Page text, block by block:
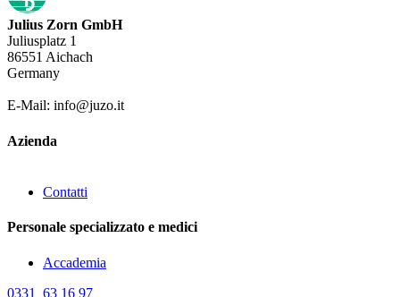
Julius Zorn GmbH
Juliusplatz 1
86551 Aichach
Germany
E-Mail: info@juzo.it
Azienda
Contatti
Personale specializzato e medici
Accademia
0331 63 16 97